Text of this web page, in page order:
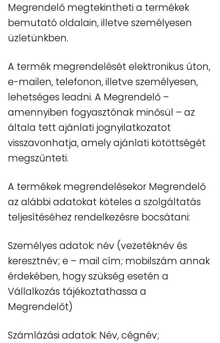
Megrendelő megtekintheti a termékek
bemutató oldalain, illetve személyesen
üzletünkben.
A termék megrendelését elektronikus úton,
e-mailen, telefonon, illetve személyesen,
lehetséges leadni. A Megrendelő –
amennyiben fogyasztónak minősül – az
általa tett ajánlati jognyilatkozatot
visszavonhatja, amely ajánlati kötöttségét
megszűnteti.
A termékek megrendelésekor Megrendelő
az alábbi adatokat köteles a szolgáltatás
teljesítéséhez rendelkezésre bocsátani:
Személyes adatok: név (vezetéknév és
keresztnév; e – mail cím; mobilszám annak
érdekében, hogy szükség esetén a
Vállalkozás tájékoztathassa a
Megrendelőt)
Számlázási adatok: Név, cégnév;